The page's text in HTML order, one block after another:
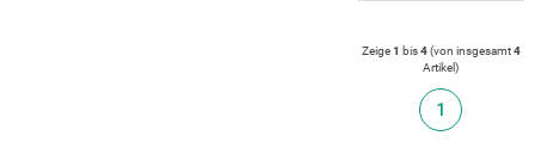
Zeige1 bis4(von insgesamt4
Artikel)
1